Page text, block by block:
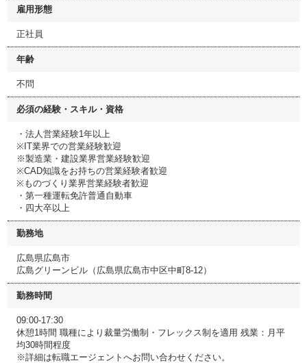
雇用形態
正社員
年齢
不問
必須の経験・スキル・資格
・法人営業経験1年以上
※IT業界での営業経験歓迎
※製造業・建設業界営業経験歓迎
※CAD知識をお持ちの営業経験者歓迎
※ものづくり業界営業経験者歓迎
・第一種運転免許普通自動車
・四大卒以上
勤務地
広島県広島市
広島グリーンビル（広島県広島市中区中町8-12）
勤務時間
09:00-17:30
休憩1時間 職種により裁量労働制・フレックス制を適用 残業：月平
均30時間程度
※詳細は転職エージェントへお問い合わせください。